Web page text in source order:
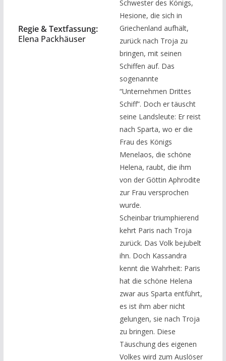
Regie & Textfassung:
Elena Packhäuser
Schwester des Königs,
Hesione, die sich in
Griechenland aufhält,
zurück nach Troja zu
bringen, mit seinen
Schiffen auf. Das
sogenannte
“Unternehmen Drittes
Schiff”. Doch er täuscht
seine Landsleute: Er reist
nach Sparta, wo er die
Frau des Königs
Menelaos, die schöne
Helena, raubt, die ihm
von der Göttin Aphrodite
zur Frau versprochen
wurde.
Scheinbar triumphierend
kehrt Paris nach Troja
zurück. Das Volk bejubelt
ihn. Doch Kassandra
kennt die Wahrheit: Paris
hat die schöne Helena
zwar aus Sparta entführt,
es ist ihm aber nicht
gelungen, sie nach Troja
zu bringen. Diese
Täuschung des eigenen
Volkes wird zum Auslöser